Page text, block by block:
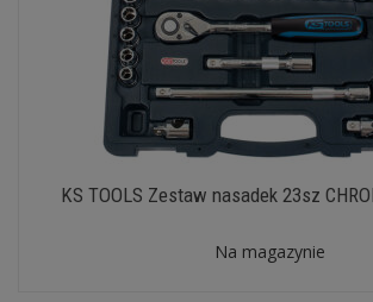
KS TOOLS Zestaw nasadek 23sz
Na magazynie